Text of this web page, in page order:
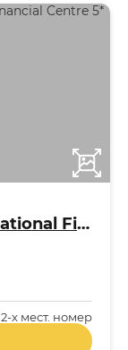
Waldorf Astoria Dubai International Financial Centre 5*
2-x мест. номер